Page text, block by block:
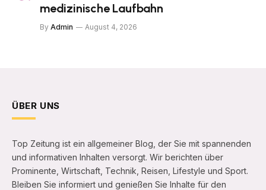
medizinische Laufbahn
By Admin August 4, 2026
ÜBER UNS
Top Zeitung ist ein allgemeiner Blog, der Sie mit spannenden
und informativen Inhalten versorgt. Wir berichten über
Prominente, Wirtschaft, Technik, Reisen, Lifestyle und Sport.
Bleiben Sie informiert und genießen Sie Inhalte für den